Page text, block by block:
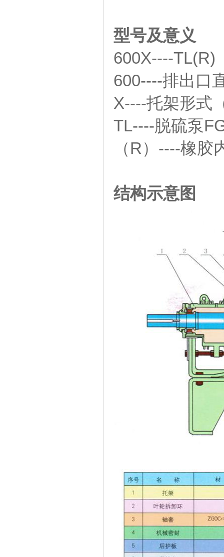
型号及意义
600X----TL(R)
600----排出口
X----托架形式
TL----脱硫泵
（R）----橡胶
结构示意图